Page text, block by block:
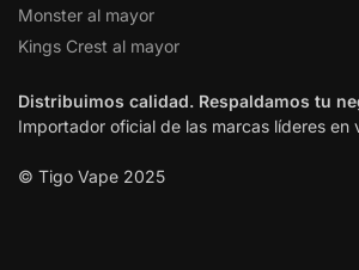
Monster al mayor
Kings Crest al mayor
Distribuimos calidad. Respaldamos tu
Importador oficial de las marcas líderes en
© Tigo Vape 2025